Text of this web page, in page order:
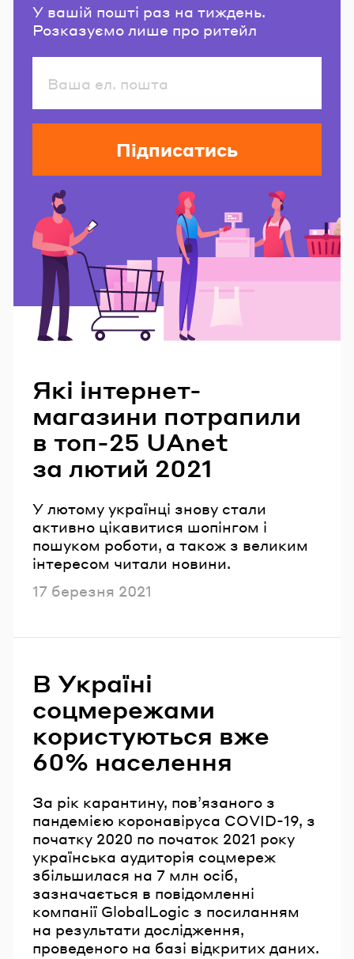
У вашій пошті раз на тиждень.
Розказуємо лише про ритейл
Підписатись
Які інтернет-
магазини потрапили
в топ-25 UAnet
за лютий 2021
У лютому українці знову стали
активно цікавитися шопінгом і
пошуком роботи, а також з великим
інтересом читали новини.
Опубліковано
17 березня 2021
В Україні
соцмережами
користуються вже
60% населення
За рік карантину, повʼязаного з
пандемією коронавіруса COVID-19, з
початку 2020 по початок 2021 року
українська аудиторія соцмереж
збільшилася на 7 млн осіб,
зазначається в повідомленні
компанії GlobalLogic з посиланням
на результати дослідження,
проведеного на базі відкритих даних.